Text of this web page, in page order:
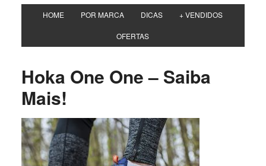
HOME POR MARCA DICAS + VENDIDOS
OFERTAS
Hoka One One – Saiba
Mais!